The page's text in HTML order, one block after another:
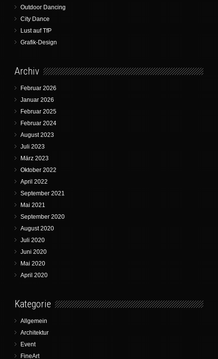
Outdoor Dancing
City Dance
Lust auf TfP
Grafik-Design
Archiv
Februar 2026
Januar 2026
Februar 2025
Februar 2024
August 2023
Juli 2023
März 2023
Oktober 2022
April 2022
September 2021
Mai 2021
September 2020
August 2020
Juli 2020
Juni 2020
Mai 2020
April 2020
Kategorie
Allgemein
Architektur
Event
FineArt